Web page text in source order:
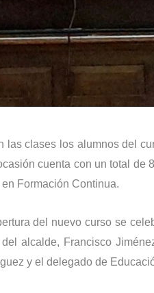
las clases los alumnos del
cuenta con un total de
Formación Continua.
del nuevo curso se
del alcalde, Francisco
y el delegado de